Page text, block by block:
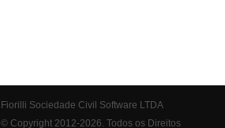
Fiorilli Sociedade Civil Software LTDA
© Copyright 2012-2026. Todos os Direitos